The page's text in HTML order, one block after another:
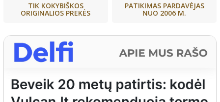
TIK KOKYBIŠKOS
ORIGINALIOS PREKĖS
PATIKIMAS PARDAVĖJAS
NUO 2006 M.